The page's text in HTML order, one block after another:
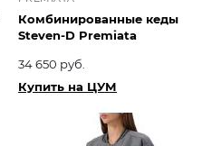
Комбинированные кеды
Steven-D Premiata
34 650 руб.
Купить на ЦУМ